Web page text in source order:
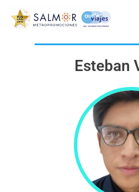
Esteban